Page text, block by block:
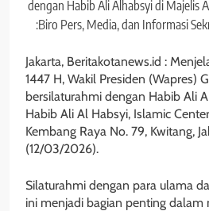
dengan Habib Ali Alhabsyi di Majelis
:Biro Pers, Media, dan Informasi
Jakarta, Beritakotanews.id :
1447 H, Wakil Presiden (Wapres)
bersilaturahmi dengan Habib Ali
Habib Ali Al Habsyi, Islamic
Kembang Raya No. 79, Kwitang,
(12/03/2026).
Silaturahmi dengan para ulama
ini menjadi bagian penting dalam